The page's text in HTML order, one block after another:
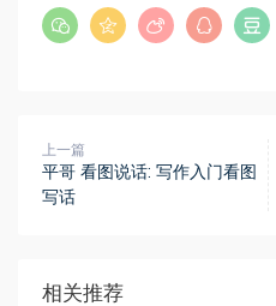
上一篇
平哥 看图说话: 写作入门看图
写话
相关推荐